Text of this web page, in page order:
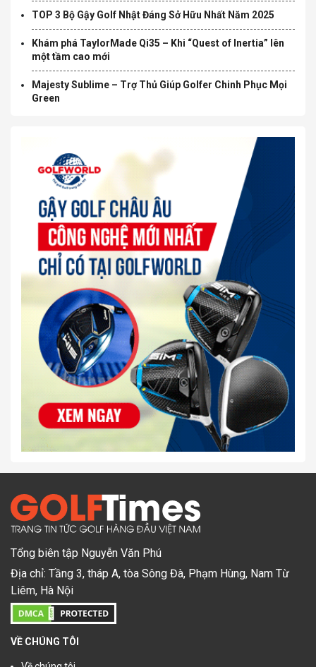
TOP 3 Bộ Gậy Golf Nhật Đáng Sở Hữu Nhất Năm 2025
Khám phá TaylorMade Qi35 – Khi “Quest of Inertia” lên
một tầm cao mới
Majesty Sublime – Trợ Thủ Giúp Golfer Chinh Phục Mọi
Green
Tổng biên tập Nguyễn Văn Phú
Địa chỉ: Tầng 3, tháp A, tòa Sông Đà, Phạm Hùng, Nam Từ
Liêm, Hà Nội
VỀ CHÚNG TÔI